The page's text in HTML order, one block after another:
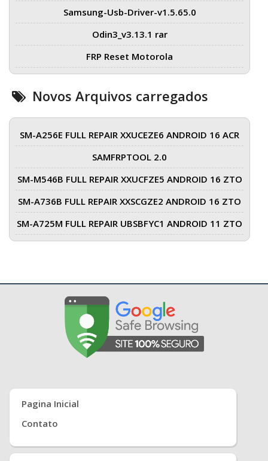
Samsung-Usb-Driver-v1.5.65.0
Odin3_v3.13.1 rar
FRP Reset Motorola
Novos Arquivos carregados
SM-A256E FULL REPAIR XXUCEZE6 ANDROID 16 ACR
SAMFRPTOOL 2.0
SM-M546B FULL REPAIR XXUCFZE5 ANDROID 16 ZTO
SM-A736B FULL REPAIR XXSCGZE2 ANDROID 16 ZTO
SM-A725M FULL REPAIR UBSBFYC1 ANDROID 11 ZTO
Pagina Inicial
Contato